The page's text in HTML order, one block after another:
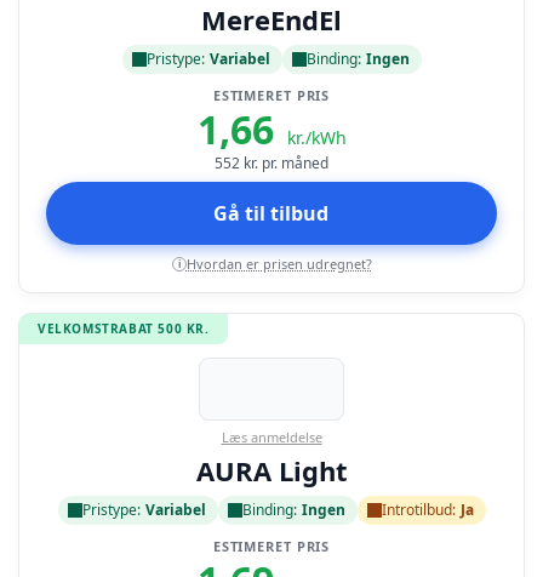
MereEndEl
Pristype: Variabel Binding: Ingen
ESTIMERET PRIS
1,66 kr./kWh
552 kr. pr. måned
Gå til tilbud
i Hvordan er prisen udregnet?
VELKOMSTRABAT 500 KR.
Læs anmeldelse
AURA Light
Pristype: Variabel Binding: Ingen Introtilbud: Ja
ESTIMERET PRIS